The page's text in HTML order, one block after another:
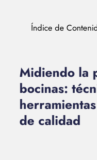
Índice de
Midiendo la
bocinas:
de calidad